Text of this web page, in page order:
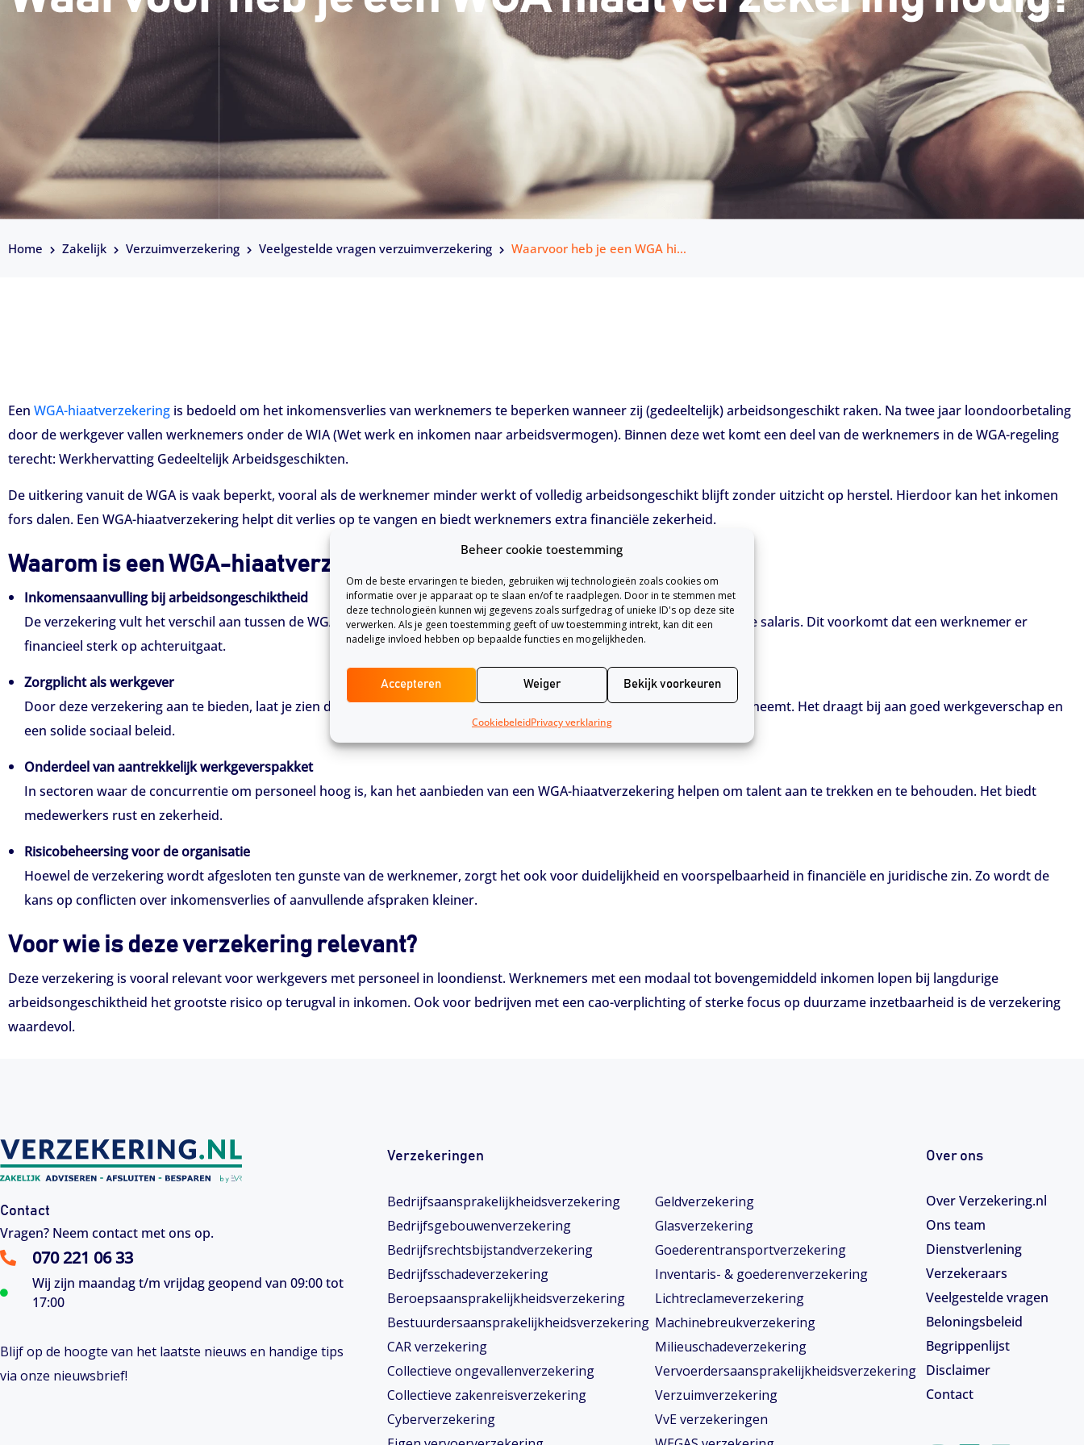
Beheer cookie toestemming
Om de beste ervaringen te bieden, gebruiken wij technologieën zoals cookies om
informatie over je apparaat op te slaan en/of te raadplegen. Door in te stemmen met
deze technologieën kunnen wij gegevens zoals surfgedrag of unieke ID's op deze site
verwerken. Als je geen toestemming geeft of uw toestemming intrekt, kan dit een
nadelige invloed hebben op bepaalde functies en mogelijkheden.
Accepteren Weiger Bekijk voorkeuren
CookiebeleidPrivacy verklaring
Home Zakelijk Verzuimverzekering Veelgestelde vragen verzuimverzekering Waarvoor heb je een WGA hiaatverzekering nodig?
Een WGA-hiaatverzekering is bedoeld om het inkomensverlies van werknemers te beperken wanneer zij (gedeeltelijk) arbeidsongeschikt raken. Na twee jaar loondoorbetaling
door de werkgever vallen werknemers onder de WIA (Wet werk en inkomen naar arbeidsvermogen). Binnen deze wet komt een deel van de werknemers in de WGA-regeling
terecht: Werkhervatting Gedeeltelijk Arbeidsgeschikten.
De uitkering vanuit de WGA is vaak beperkt, vooral als de werknemer minder werkt of volledig arbeidsongeschikt blijft zonder uitzicht op herstel. Hierdoor kan het inkomen
fors dalen. Een WGA-hiaatverzekering helpt dit verlies op te vangen en biedt werknemers extra financiële zekerheid.
Waarom is een WGA-hiaatverzekering belangrijk?
Inkomensaanvulling bij arbeidsongeschiktheid
De verzekering vult het verschil aan tussen de WGA-uitkering en een vooraf bepaald percentage van het oorspronkelijke salaris. Dit voorkomt dat een werknemer er
financieel sterk op achteruitgaat.
Zorgplicht als werkgever
Door deze verzekering aan te bieden, laat je zien dat je het welzijn van je medewerkers ook op de lange termijn serieus neemt. Het draagt bij aan goed werkgeverschap en
een solide sociaal beleid.
Onderdeel van aantrekkelijk werkgeverspakket
In sectoren waar de concurrentie om personeel hoog is, kan het aanbieden van een WGA-hiaatverzekering helpen om talent aan te trekken en te behouden. Het biedt
medewerkers rust en zekerheid.
Risicobeheersing voor de organisatie
Hoewel de verzekering wordt afgesloten ten gunste van de werknemer, zorgt het ook voor duidelijkheid en voorspelbaarheid in financiële en juridische zin. Zo wordt de
kans op conflicten over inkomensverlies of aanvullende afspraken kleiner.
Voor wie is deze verzekering relevant?
Deze verzekering is vooral relevant voor werkgevers met personeel in loondienst. Werknemers met een modaal tot bovengemiddeld inkomen lopen bij langdurige
arbeidsongeschiktheid het grootste risico op terugval in inkomen. Ook voor bedrijven met een cao-verplichting of sterke focus op duurzame inzetbaarheid is de verzekering
waardevol.
Contact
Vragen? Neem contact met ons op.
070 221 06 33
Wij zijn maandag t/m vrijdag geopend van 09:00 tot
17:00
Blijf op de hoogte van het laatste nieuws en handige tips
via onze nieuwsbrief!
Verzekeringen
Bedrijfsaansprakelijkheidsverzekering
Bedrijfsgebouwenverzekering
Bedrijfsrechtsbijstandverzekering
Bedrijfsschadeverzekering
Beroepsaansprakelijkheidsverzekering
Bestuurdersaansprakelijkheidsverzekering
CAR verzekering
Collectieve ongevallenverzekering
Collectieve zakenreisverzekering
Cyberverzekering
Geldverzekering
Glasverzekering
Goederentransportverzekering
Inventaris- & goederenverzekering
Lichtreclameverzekering
Machinebreukverzekering
Milieuschadeverzekering
Vervoerdersaansprakelijkheidsverzekering
Verzuimverzekering
VvE verzekeringen
Over ons
Over Verzekering.nl
Ons team
Dienstverlening
Verzekeraars
Veelgestelde vragen
Beloningsbeleid
Begrippenlijst
Disclaimer
Contact